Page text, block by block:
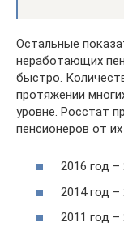
Остальные
неработающих
быстро.
протяжении
уровне. Росстат
пенсионеров от
2016 год –
2014 год –
2011 год –